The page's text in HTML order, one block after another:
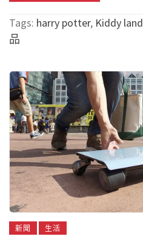
Tags: harry potter, Kiddy land
品
新聞 生活